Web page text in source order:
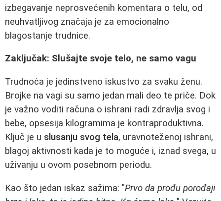
izbegavanje neprosvećenih komentara o telu, od
neuhvatljivog značaja je za emocionalno
blagostanje trudnice.
Zaključak: Slušajte svoje telo, ne samo vagu
Trudnoća je jedinstveno iskustvo za svaku ženu.
Brojke na vagi su samo jedan mali deo te priče. Dok
je važno voditi računa o ishrani radi zdravlja svog i
bebe, opsesija kilogramima je kontraproduktivna.
Ključ je u slusanju svog tela, uravnoteženoj ishrani,
blagoj aktivnosti kada je to moguće i, iznad svega, u
uživanju u ovom posebnom periodu.
Kao što jedan iskaz sažima: "Prvo da prođu porođaji